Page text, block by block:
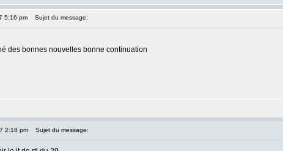
5:16 pm Sujet du message:
des bonnes nouvelles bonne continuation
2:18 pm Sujet du message: